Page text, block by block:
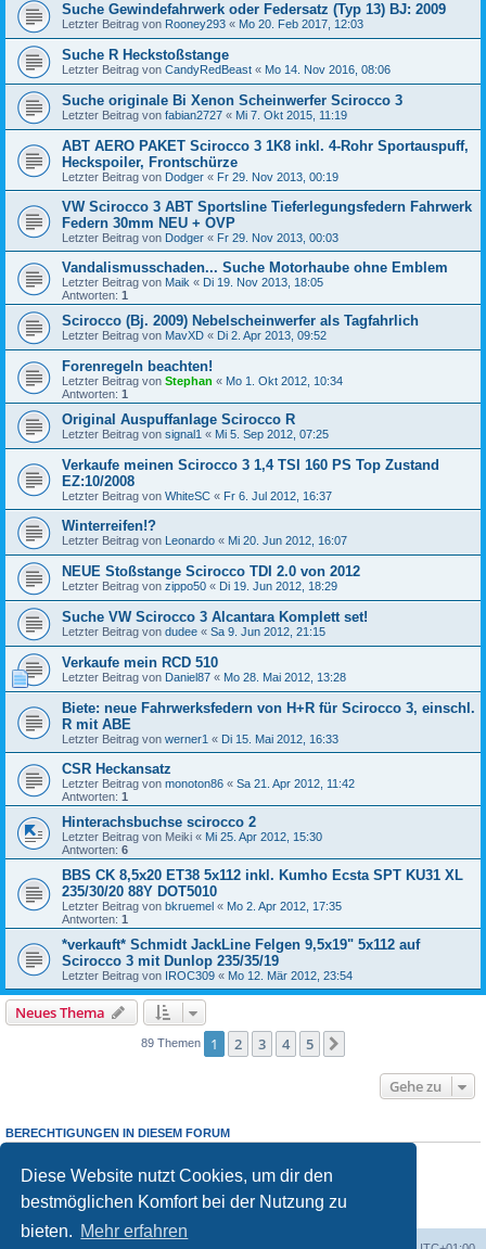
Diese Website nutzt Cookies, um dir den
bestmöglichen Komfort bei der Nutzung zu
bieten. Mehr erfahren
Suche Gewindefahrwerk oder Federsatz (Typ 13) BJ: 2009
Letzter Beitrag von Rooney293 « Mo 20. Feb 2017, 12:03
Suche R Heckstoßstange
Letzter Beitrag von CandyRedBeast « Mo 14. Nov 2016, 08:06
Suche originale Bi Xenon Scheinwerfer Scirocco 3
Letzter Beitrag von fabian2727 « Mi 7. Okt 2015, 11:19
ABT AERO PAKET Scirocco 3 1K8 inkl. 4-Rohr Sportauspuff,
Heckspoiler, Frontschürze
Letzter Beitrag von Dodger « Fr 29. Nov 2013, 00:19
VW Scirocco 3 ABT Sportsline Tieferlegungsfedern Fahrwerk
Federn 30mm NEU + OVP
Letzter Beitrag von Dodger « Fr 29. Nov 2013, 00:03
Vandalismusschaden... Suche Motorhaube ohne Emblem
Letzter Beitrag von Maik « Di 19. Nov 2013, 18:05
Antworten: 1
Scirocco (Bj. 2009) Nebelscheinwerfer als Tagfahrlich
Letzter Beitrag von MavXD « Di 2. Apr 2013, 09:52
Forenregeln beachten!
Letzter Beitrag von Stephan « Mo 1. Okt 2012, 10:34
Antworten: 1
Original Auspuffanlage Scirocco R
Letzter Beitrag von signal1 « Mi 5. Sep 2012, 07:25
Verkaufe meinen Scirocco 3 1,4 TSI 160 PS Top Zustand
EZ:10/2008
Letzter Beitrag von WhiteSC « Fr 6. Jul 2012, 16:37
Winterreifen!?
Letzter Beitrag von Leonardo « Mi 20. Jun 2012, 16:07
NEUE Stoßstange Scirocco TDI 2.0 von 2012
Letzter Beitrag von zippo50 « Di 19. Jun 2012, 18:29
Suche VW Scirocco 3 Alcantara Komplett set!
Letzter Beitrag von dudee « Sa 9. Jun 2012, 21:15
Verkaufe mein RCD 510
Letzter Beitrag von Daniel87 « Mo 28. Mai 2012, 13:28
Biete: neue Fahrwerksfedern von H+R für Scirocco 3, einschl.
R mit ABE
Letzter Beitrag von werner1 « Di 15. Mai 2012, 16:33
CSR Heckansatz
Letzter Beitrag von monoton86 « Sa 21. Apr 2012, 11:42
Antworten: 1
Hinterachsbuchse scirocco 2
Letzter Beitrag von Meiki « Mi 25. Apr 2012, 15:30
Antworten: 6
BBS CK 8,5x20 ET38 5x112 inkl. Kumho Ecsta SPT KU31 XL
235/30/20 88Y DOT5010
Letzter Beitrag von bkruemel « Mo 2. Apr 2012, 17:35
Antworten: 1
*verkauft* Schmidt JackLine Felgen 9,5x19" 5x112 auf
Scirocco 3 mit Dunlop 235/35/19
Letzter Beitrag von IROC309 « Mo 12. Mär 2012, 23:54
Neues Thema
89 Themen 1 2 3 4 5
Gehe zu
BERECHTIGUNGEN IN DIESEM FORUM
Du darfst
keine Antworten zu Themen in diesem Forum erstellen.
Du darfst deine Beiträge in diesem Forumnichtändern.
Du darfst deine Beiträge in diesem Forum nicht löschen.
keine